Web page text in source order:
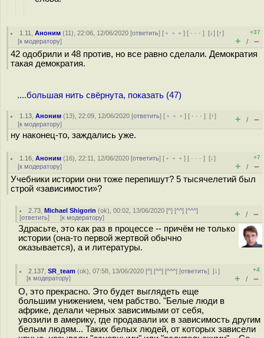
1.11 ,Аноним (11), 22:06, 12/06/2020 [ответить] [ ﹢﹢﹢] [ · · ·][↓] [↑]
[к модератору]
+37
+ / –
42 одобрили и 48 против, но все равно сделали. Демократия
такая демократия.
....большая нить свёрнута, показать (47)
1.13 ,Аноним (13), 22:09, 12/06/2020 [ответить] [ ﹢﹢﹢] [ · · ·][↑]
[к модератору] + / –
ну наконец-то, заждались уже.
1.16 ,Аноним (16), 22:11, 12/06/2020 [ответить] [ ﹢﹢﹢] [ · · ·][↓]
[к модератору]
+7
+ / –
Учебники истории они тоже перепишут? 5 тысячелетий был
строй «зависимости»?
2.73 ,Michael Shigorin (ok), 00:02, 13/06/2020 [^] [^^] [^^^]
[ответить] [к модератору] + / –
Здрасьте, это как раз в процессе -- причём не только
истории (она-то первой жертвой обычно
оказывается), а и литературы.
2.137 ,SR_team (ok), 07:58, 13/06/2020 [^] [^^] [^^^] [ответить][↓]
[к модератору]
+4
+ / –
О, это прекрасно. Это будет выглядеть еще
большим унижением, чем рабство. "Белые люди в
африке, делали черных зависимыми от себя,
увозили в америку, где продавали их в зависимость другим
белым людям... Таких белых людей, от которых зависели